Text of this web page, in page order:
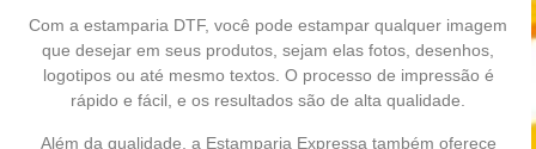
Com a estamparia DTF, você pode estampar qualquer imagem
que desejar em seus produtos, sejam elas fotos, desenhos,
logotipos ou até mesmo textos. O processo de impressão é
rápido e fácil, e os resultados são de alta qualidade.
Além da qualidade, a Estamparia Expressa também oferece